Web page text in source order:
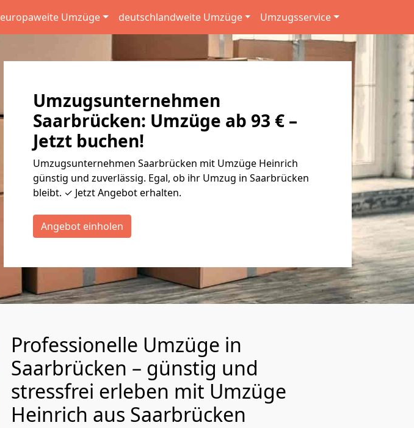
europaweite Umzüge deutschlandweite Umzüge Umzugsservice
Umzugsunternehmen
Saarbrücken: Umzüge ab 93 € –
Jetzt buchen!
Umzugsunternehmen Saarbrücken mit Umzüge Heinrich
günstig und zuverlässig. Egal, ob ihr Umzug in Saarbrücken
bleibt. ✓ Jetzt Angebot erhalten.
Angebot einholen
Professionelle Umzüge in
Saarbrücken – günstig und
stressfrei erleben mit Umzüge
Heinrich aus Saarbrücken